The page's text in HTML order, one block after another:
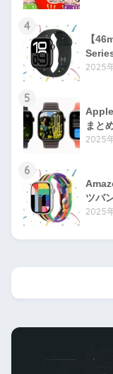
4
【
2025
5
まと
2025
6
ツバ
2025